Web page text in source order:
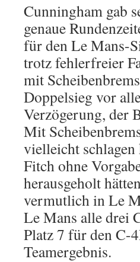
Cunningham gab
genaue
für den Le Mans-
trotz fehlerfreier
mit
Doppelsieg vor
Verzögerung, der
Mit
vielleicht schlagen
Fitch ohne
herausgeholt
vermutlich in Le
Le Mans alle drei
Platz 7 für den C-
Teamergebnis.